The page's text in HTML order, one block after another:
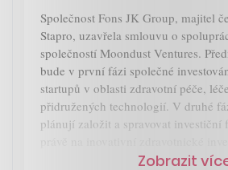
Společnost Fons JK Group, majitel
Stapro, uzavřela smlouvu o
společností Moondust Ventures.
bude v první fázi společné
startupů v oblasti zdravotní péče,
přidružených technologií. V druhé
plánují založit a spravovat investiční
Zobrazit